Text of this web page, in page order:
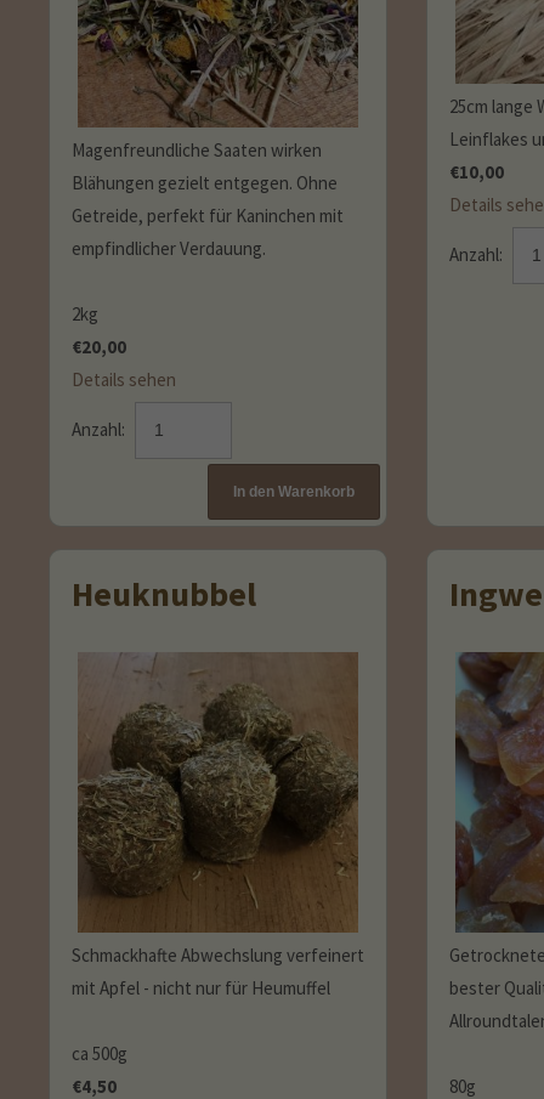
Magenfreundliche Saaten wirken
Blähungen gezielt entgegen. Ohne
Getreide, perfekt für Kaninchen mit
empfindlicher Verdauung.
2kg
€20,00
Details sehen
Anzahl:
25cm lange
Leinflakes
€10,00
Details
Anzahl:
Heuknubbel
Schmackhafte Abwechslung verfeinert
mit Apfel - nicht nur für Heumuffel
ca 500g
€4,50
bester
80g